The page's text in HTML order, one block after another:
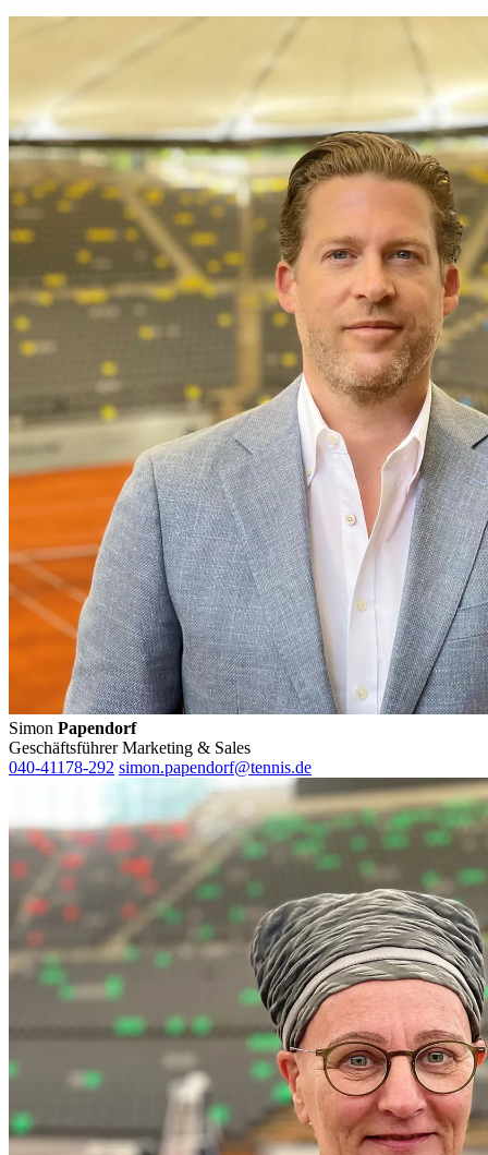
ihnen bereitgestellt haben oder die sie im Rahmen Ihrer
Footer aufgerufen und angepasst werden.
Simon Papendorf
Geschäftsführer Marketing & Sales
040-41178-292 simon.papendorf@tennis.de